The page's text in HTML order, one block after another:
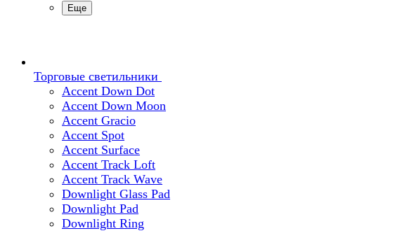
Еще
Торговые светильники
Accent Down Dot
Accent Down Moon
Accent Gracio
Accent Spot
Accent Surface
Accent Track Loft
Accent Track Wave
Downlight Glass Pad
Downlight Pad
Downlight Ring